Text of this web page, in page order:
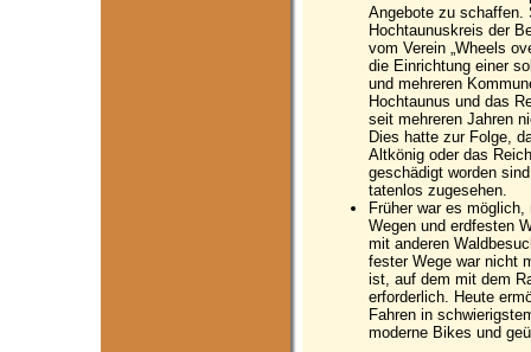
Angebote zu schaffen.
Hochtaunuskreis der
vom Verein „Wheels
die Einrichtung einer
und mehreren
Hochtaunus und das
seit mehreren Jahren
Dies hatte zur Folge,
Altkönig oder das
geschädigt worden
tatenlos zugesehen.
Früher war es möglich,
Wegen und erdfesten
mit anderen
fester Wege war nicht
ist, auf dem mit dem
erforderlich. Heute
Fahren in
moderne Bikes und